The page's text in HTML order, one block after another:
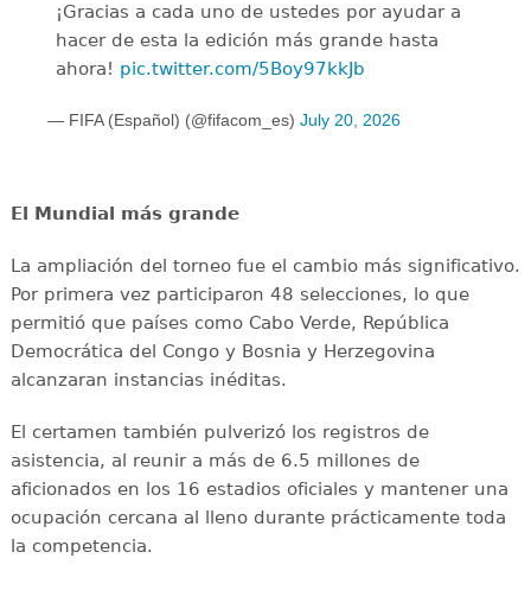
¡Gracias a cada uno de ustedes por ayudar a
hacer de esta la edición más grande hasta
ahora! pic.twitter.com/5Boy97kkJb
— FIFA (Español) (@fifacom_es) July 20, 2026
El Mundial más grande
La ampliación del torneo fue el cambio más significativo.
Por primera vez participaron 48 selecciones, lo que
permitió que países como Cabo Verde, República
Democrática del Congo y Bosnia y Herzegovina
alcanzaran instancias inéditas.
El certamen también pulverizó los registros de
asistencia, al reunir a más de 6.5 millones de
aficionados en los 16 estadios oficiales y mantener una
ocupación cercana al lleno durante prácticamente toda
la competencia.